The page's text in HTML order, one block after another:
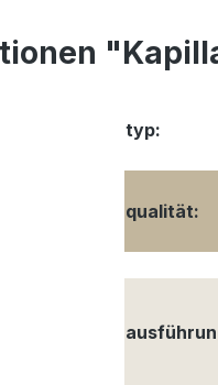
typ:
qualität: